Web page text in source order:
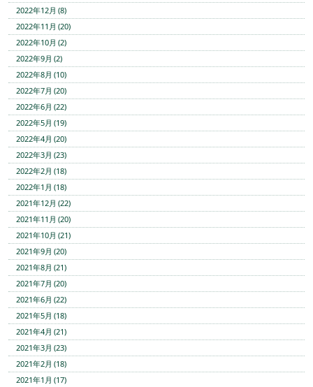
2022年12月 (8)
2022年11月 (20)
2022年10月 (2)
2022年9月 (2)
2022年8月 (10)
2022年7月 (20)
2022年6月 (22)
2022年5月 (19)
2022年4月 (20)
2022年3月 (23)
2022年2月 (18)
2022年1月 (18)
2021年12月 (22)
2021年11月 (20)
2021年10月 (21)
2021年9月 (20)
2021年8月 (21)
2021年7月 (20)
2021年6月 (22)
2021年5月 (18)
2021年4月 (21)
2021年3月 (23)
2021年2月 (18)
2021年1月 (17)